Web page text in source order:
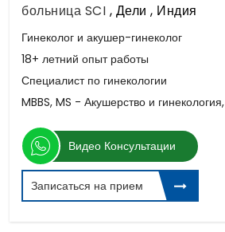
больница SCI , Дели , Индия
Гинеколог и акушер-гинеколог
18+ летний опыт работы
Специалист по гинекологии
MBBS, MS - Акушерство и гинекология,
Видео Консультации
Записаться на прием